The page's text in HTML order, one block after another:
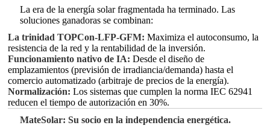
La era de la energía solar fragmentada ha terminado. Las
soluciones ganadoras se combinan:
La trinidad TOPCon-LFP-GFM: Maximiza el autoconsumo, la
resistencia de la red y la rentabilidad de la inversión.
Funcionamiento nativo de IA: Desde el diseño de
emplazamientos (previsión de irradiancia/demanda) hasta el
comercio automatizado (arbitraje de precios de la energía).
Normalización: Los sistemas que cumplen la norma IEC 62941
reducen el tiempo de autorización en 30%.
MateSolar: Su socio en la independencia energética.